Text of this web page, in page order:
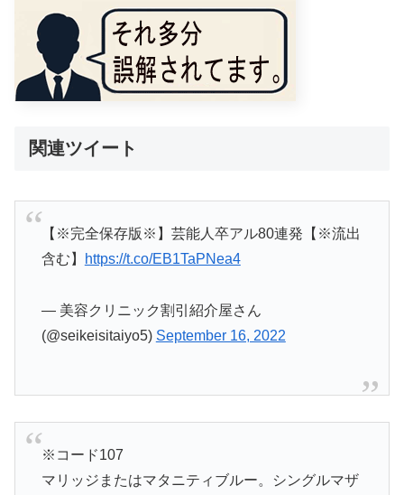
関連ツイート
【※完全保存版※】芸能人卒アル80連発【※流出
含む】
https://t.co/EB1TaPNea4
— 美容クリニック割引紹介屋さん
(@seikeisitaiyo5) September 16, 2022
※コード107
マリッジまたはマタニティブルー。シングルマザ